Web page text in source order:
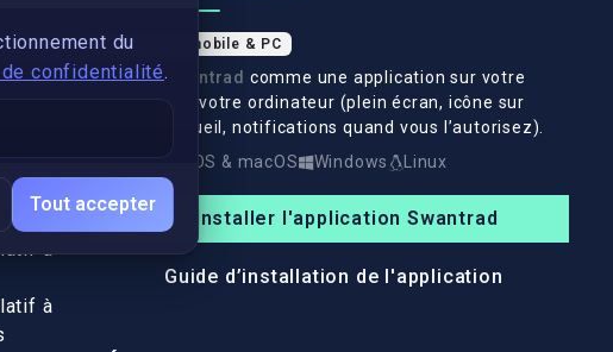
du
confidentialité.
Tout accepter
les
à
à
Application mobile & PC
InstallezSwantrad comme une application sur votre
téléphone et votre ordinateur (plein écran, icône sur
l’écran d’accueil, notifications quand vous l’autorisez).
iOS & macOS Windows Linux
Installer l'application Swantrad
Guide d’installation de l'application